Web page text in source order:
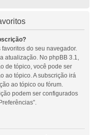
do seu navegador.
atualização. No phpBB 3.1,
de tópico, você pode ser
ao tópico. A subscrição irá
ao tópico ou fórum.
podem ser configurados